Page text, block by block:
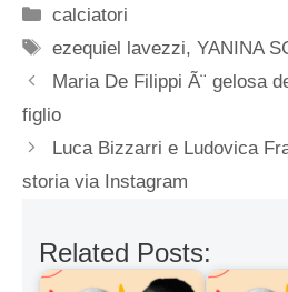
Categorie
calciatori
Tag
ezequiel lavezzi,YANINA
Maria De Filippi Ã¨ gelosa
figlio
Luca Bizzarri e Ludovica
storia via Instagram
Related Posts: